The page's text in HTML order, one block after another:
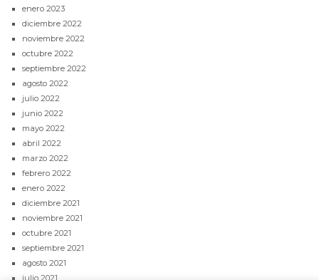
enero 2023
diciembre 2022
noviembre 2022
octubre 2022
septiembre 2022
agosto 2022
julio 2022
junio 2022
mayo 2022
abril 2022
marzo 2022
febrero 2022
enero 2022
diciembre 2021
noviembre 2021
octubre 2021
septiembre 2021
agosto 2021